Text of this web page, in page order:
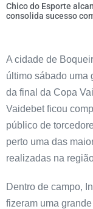
Chico do Esporte
consolida sucesso
A cidade de
último sábado uma
da final da Copa
Vaidebet ficou
público de
perto uma das
realizadas na
Dentro de campo,
fizeram uma